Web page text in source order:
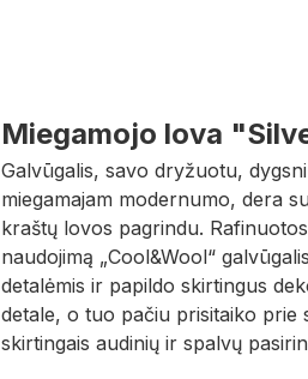
Miegamojo lova
Galvūgalis, savo dryžuotu,
miegamajam modernumo, dera
kraštų lovos pagrindu.
naudojimą „Cool&Wool“
detalėmis ir papildo skirtingus
detale, o tuo pačiu prisitaiko prie
skirtingais audinių ir spalvų